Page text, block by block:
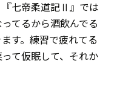
七帝柔道記Ⅱ』では
てるから酒飲んでる
す。練習で疲れてる
て仮眠して、それか